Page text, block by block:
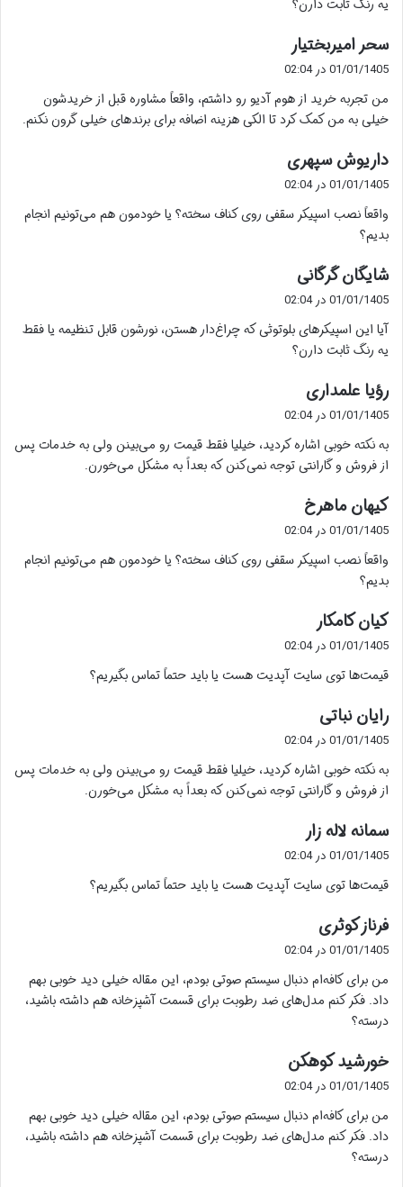
یه رنگ ثابت دارن؟
سحر امیربختیار
ف
:
01/01/1405 در 02:04
من تجربه خرید از هوم آدیو رو داشتم، واقعاً مشاوره قبل از خریدشون
خیلی به من کمک کرد تا الکی هزینه اضافه برای برندهای خیلی گرون نکنم.
داریوش سپهری
ف
:
01/01/1405 در 02:04
واقعاً نصب اسپیکر سقفی روی کناف سخته؟ یا خودمون هم می‌تونیم انجام
بدیم؟
شایگان گرگانی
ف
:
01/01/1405 در 02:04
آیا این اسپیکرهای بلوتوثی که چراغ‌دار هستن، نورشون قابل تنظیمه یا فقط
یه رنگ ثابت دارن؟
رؤیا علمداری
ف
:
01/01/1405 در 02:04
به نکته خوبی اشاره کردید، خیلیا فقط قیمت رو می‌بینن ولی به خدمات پس
از فروش و گارانتی توجه نمی‌کنن که بعداً به مشکل می‌خورن.
کیهان ماهرخ
ف
:
01/01/1405 در 02:04
واقعاً نصب اسپیکر سقفی روی کناف سخته؟ یا خودمون هم می‌تونیم انجام
بدیم؟
کیان کامکار
ف
ت
:
01/01/1405 در 02:04
قیمت‌ها توی سایت آپدیت هست یا باید حتماً تماس بگیریم؟
رایان نباتی
ت
:
01/01/1405 در 02:04
به نکته خوبی اشاره کردید، خیلیا فقط قیمت رو می‌بینن ولی به خدمات پس
از فروش و گارانتی توجه نمی‌کنن که بعداً به مشکل می‌خورن.
سمانه لاله زار
ف
:
01/01/1405 در 02:04
قیمت‌ها توی سایت آپدیت هست یا باید حتماً تماس بگیریم؟
فرناز کوثری
ت
:
01/01/1405 در 02:04
من برای کافه‌ام دنبال سیستم صوتی بودم، این مقاله خیلی دید خوبی بهم
داد. فکر کنم مدل‌های ضد رطوبت برای قسمت آشپزخانه هم داشته باشید،
درسته؟
خورشید کوهکن
ف
:
01/01/1405 در 02:04
من برای کافه‌ام دنبال سیستم صوتی بودم، این مقاله خیلی دید خوبی بهم
داد. فکر کنم مدل‌های ضد رطوبت برای قسمت آشپزخانه هم داشته باشید،
درسته؟